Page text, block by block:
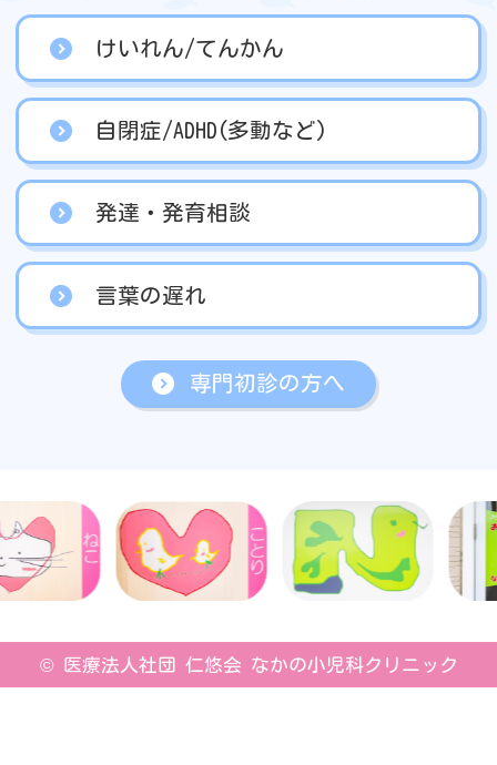
発達・発育相談
言葉の遅れ
けいれん/てんかん
自閉症/ADHD(多動など)
専門初診の方へ
© 医療法人社団 仁悠会 なかの小児科クリニック